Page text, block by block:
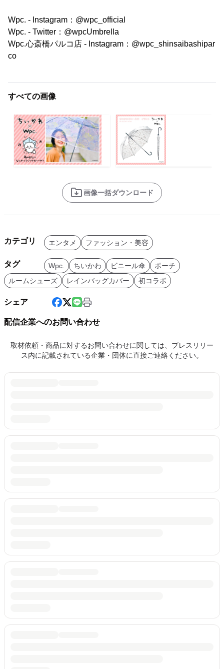
Wpc. - Instagram：@wpc_official
Wpc. - Twitter：@wpcUmbrella
Wpc.心斎橋パルコ店 - Instagram：@wpc_shinsaibashipar
co
すべての画像
画像一括ダウンロード
カテゴリ エンタメ ファッション・美容
タグ Wpc. ちいかわ ビニール傘
ポーチ
ルームシューズ
レインバッグカバー 初コラボ
シェア
配信企業へのお問い合わせ
取材依頼・商品に対するお問い合わせに関しては、プレスリリー
ス内に記載されている企業・団体に直接ご連絡ください。